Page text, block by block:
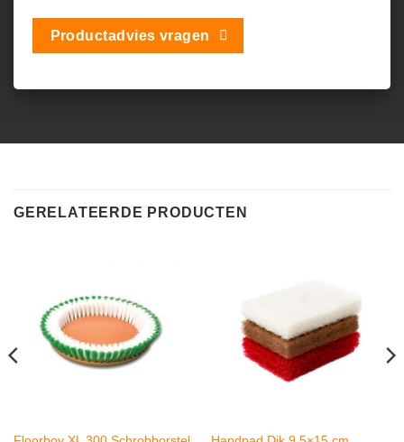
Productadvies vragen
GERELATEERDE PRODUCTEN